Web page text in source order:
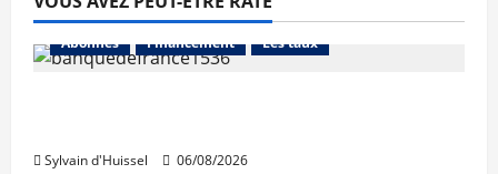
Abonnés Financement Les taux
Sylvain d'Huissel 06/08/2026
Abonnés Financement